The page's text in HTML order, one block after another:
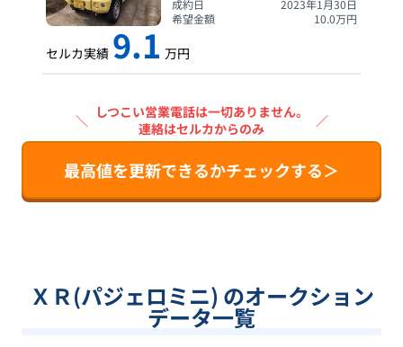
成約日
2023年1月30日
希望金額
10.0万円
セルカ実績 9.1 万円
＼ しつこい営業電話は一切ありません。
連絡はセルカからのみ
／
最高値を更新できるかチェックする＞
ＸＲ(パジェロミニ) のオークション
データ一覧